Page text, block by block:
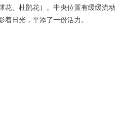
花、杜鹃花）。中央位置有缓缓流动
日光，平添了一份活力。